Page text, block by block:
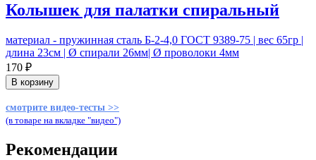
Колышек для палатки спиральный
материал - пружинная сталь Б-2-4,0 ГОСТ 9389-75 | вес 65гр |
длина 23см | Ø спирали 26мм| Ø проволоки 4мм
170 ₽
В корзину
смотрите видео-тесты >>
(в товаре на вкладке "видео")
Рекомендации